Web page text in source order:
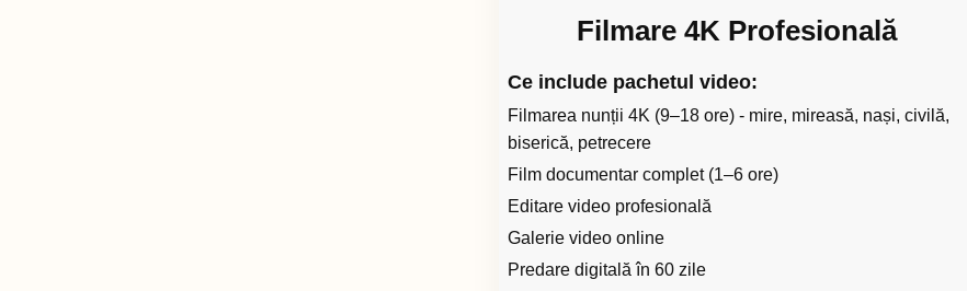
Filmare 4K Profesională
Ce include pachetul video:
Filmarea nunții 4K (9–18 ore) - mire, mireasă, nași, civilă,
biserică, petrecere
Film documentar complet (1–6 ore)
Editare video profesională
Galerie video online
Predare digitală în 60 zile